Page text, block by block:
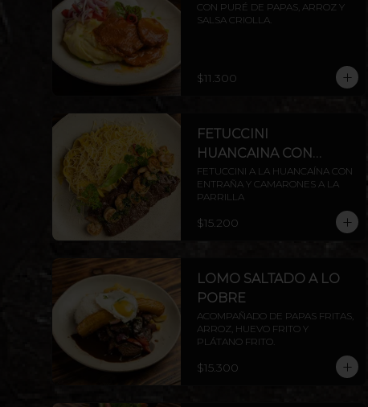
CON PURÉ DE PAPAS, ARROZ Y
SALSA CRIOLLA.
$11.300
FETUCCINI
HUANCAINA CON
ENTRAÑA
FETUCCINI A LA HUANCAÍNA CON
ENTRAÑA Y CAMARONES A LA
PARRILLA
$15.200
LOMO SALTADO A LO
POBRE
ACOMPAÑADO DE PAPAS FRITAS,
ARROZ, HUEVO FRITO Y
PLÁTANO FRITO.
$15.300